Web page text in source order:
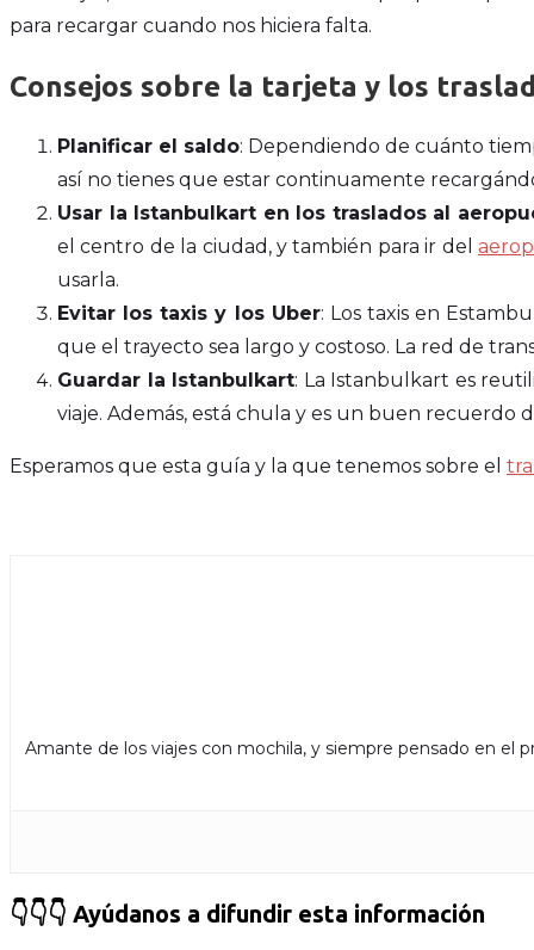
para recargar cuando nos hiciera falta.
Consejos sobre la tarjeta y los
Planificar el saldo: Dependiendo de cuánto
así no tienes que estar continuamente
Usar la Istanbulkart en los traslados al
el centro de la ciudad, y también para ir del
usarla.
Evitar los taxis y los Uber: Los taxis en
que el trayecto sea largo y costoso. La red de
Guardar la Istanbulkart: La Istanbulkart es
viaje. Además, está chula y es un buen recuerdo
Esperamos que esta guía y la que tenemos sobre el
Amante de los viajes con mochila, y siempre pensado en el
👇👇👇 Ayúdanos a difundir esta información